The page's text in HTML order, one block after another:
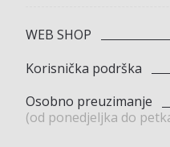
WEB SHOP
Korisnička podrška
Osobno preuzimanje
(od ponedjeljka do